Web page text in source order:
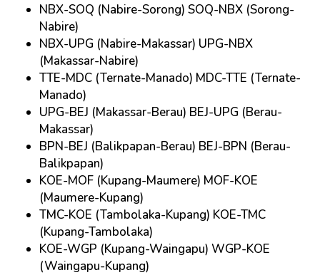
NBX-SOQ (Nabire-Sorong) SOQ-NBX (Sorong-
Nabire)
NBX-UPG (Nabire-Makassar) UPG-NBX
(Makassar-Nabire)
TTE-MDC (Ternate-Manado) MDC-TTE (Ternate-
Manado)
UPG-BEJ (Makassar-Berau) BEJ-UPG (Berau-
Makassar)
BPN-BEJ (Balikpapan-Berau) BEJ-BPN (Berau-
Balikpapan)
KOE-MOF (Kupang-Maumere) MOF-KOE
(Maumere-Kupang)
TMC-KOE (Tambolaka-Kupang) KOE-TMC
(Kupang-Tambolaka)
KOE-WGP (Kupang-Waingapu) WGP-KOE
(Waingapu-Kupang)